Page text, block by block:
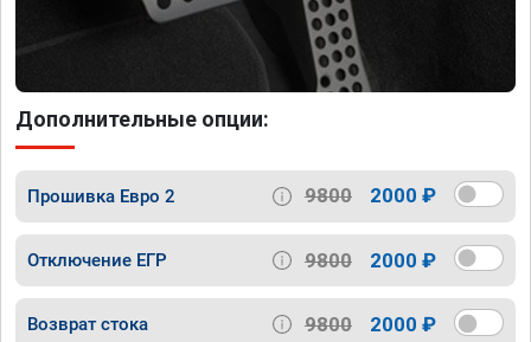
Дополнительные опции:
Прошивка Евро 2 9800 2000 ₽
Отключение ЕГР 9800 2000 ₽
Возврат стока 9800 2000 ₽